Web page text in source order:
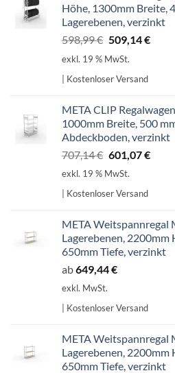
Höhe, 1300mm Breite,
Lagerebenen, verzinkt
598,99€ Ursprünglicher
Preis
598,99 €
509,14€
exkl. 19 % MwSt.
| Kostenloser Versand
META CLIP
1000mm Breite, 500
Abdeckboden, verzinkt
707,14€ Ursprünglicher
Preis
707,14 €
601,07€
exkl. 19 % MwSt.
| Kostenloser Versand
META Weitspannregal
Lagerebenen, 2200mm
650mm Tiefe, verzinkt
ab649,44€
exkl. MwSt.
| Kostenloser Versand
META Weitspannregal
Lagerebenen, 2200mm
650mm Tiefe, verzinkt